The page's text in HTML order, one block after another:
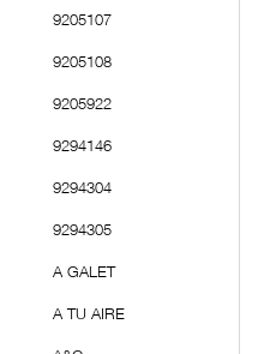
9205107
9205108
9205922
9294146
9294304
9294305
A GALET
A TU AIRE